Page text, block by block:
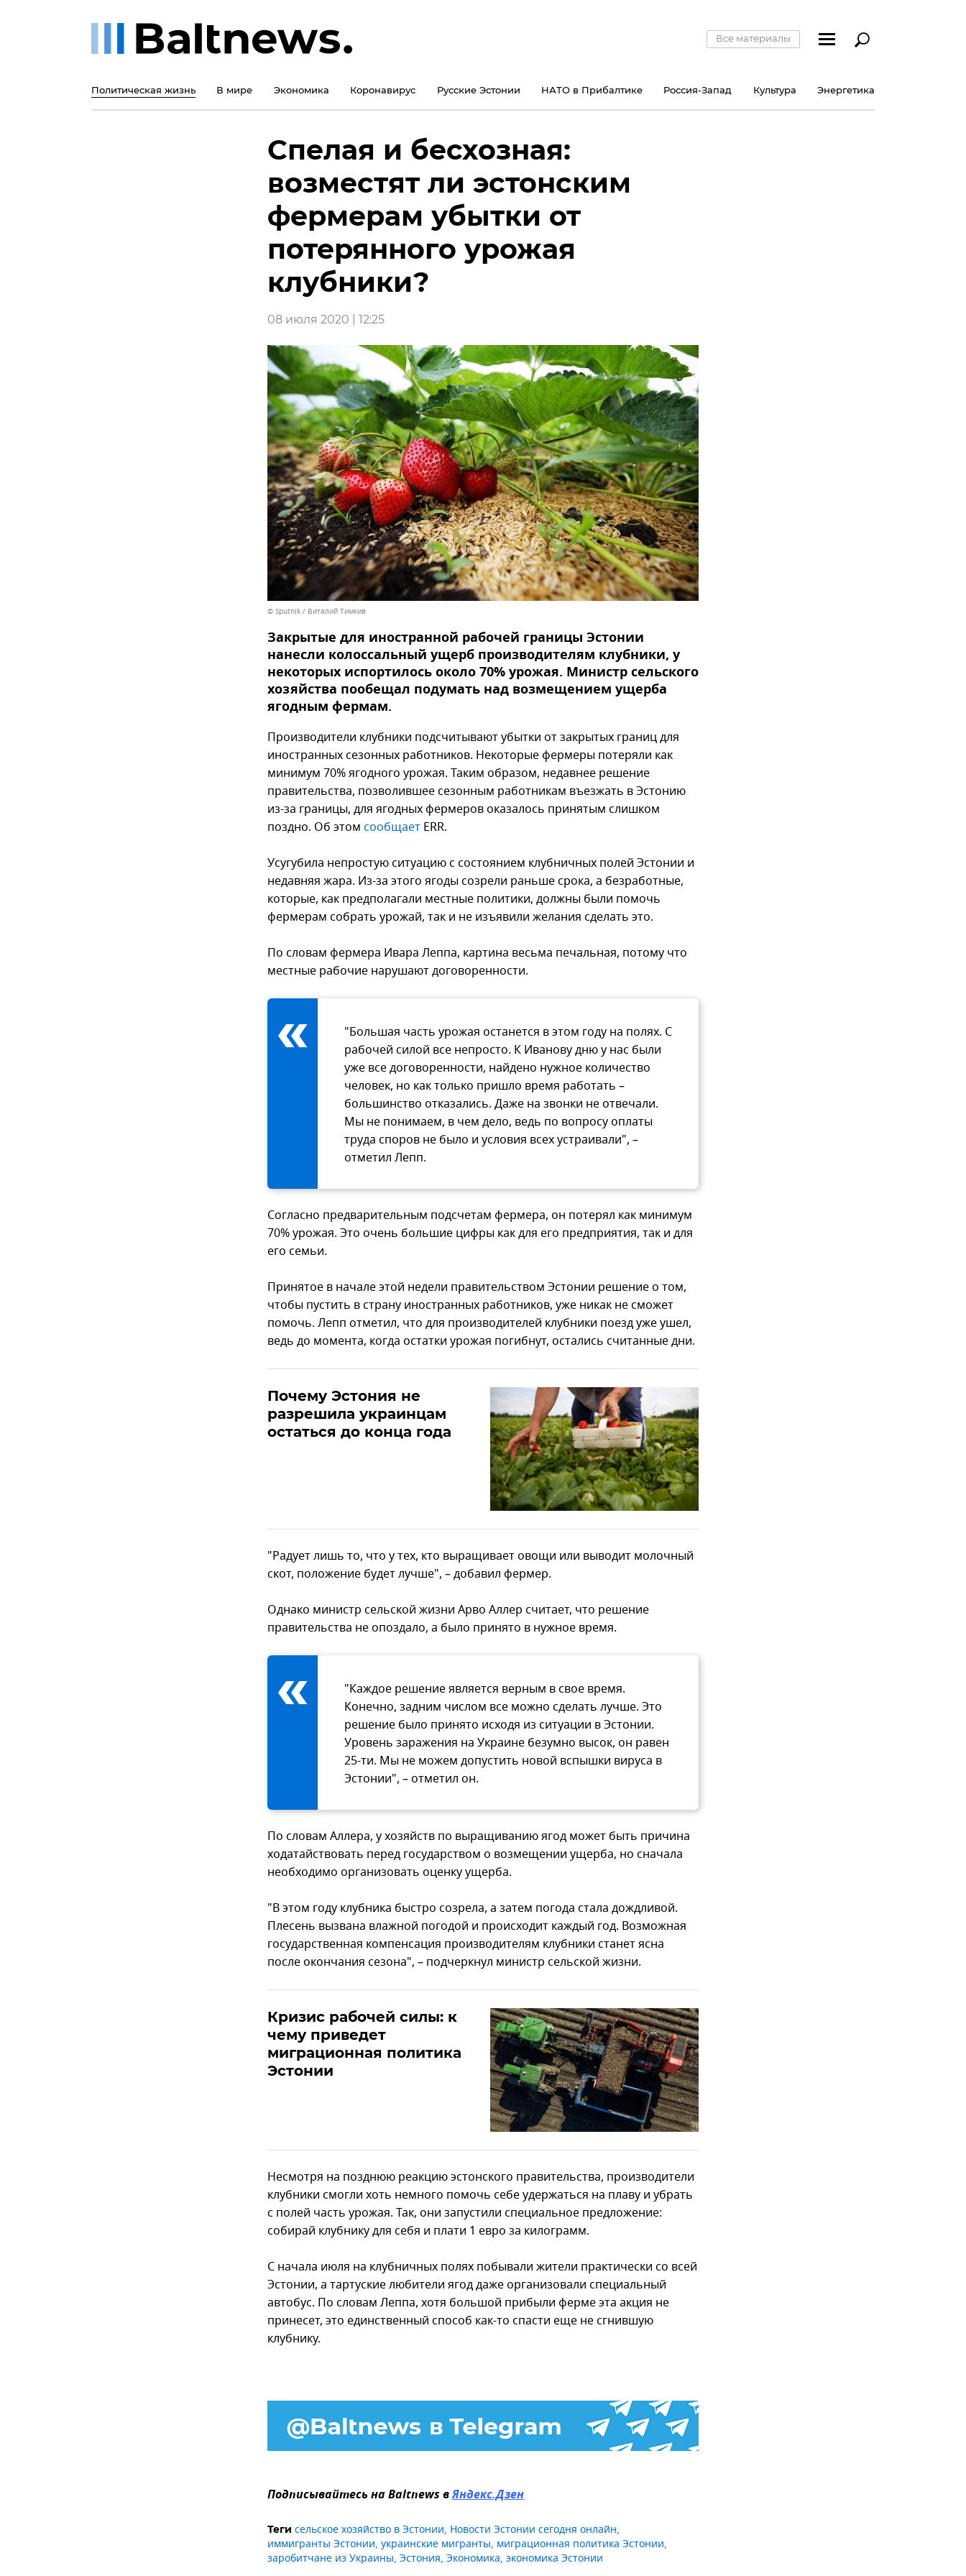
Все материалы
Политическая жизнь В мире Экономика Коронавирус Русские Эстонии НАТО в Прибалтике Россия-Запад Культура Энергетика
Спелая и бесхозная:
возместят ли эстонским
фермерам убытки от
потерянного урожая
клубники?
08 июля 2020 | 12:25
© Sputnik / Виталий Тимкив
Закрытые для иностранной рабочей границы Эстонии
нанесли колоссальный ущерб производителям клубники, у
некоторых испортилось около 70% урожая. Министр сельского
хозяйства пообещал подумать над возмещением ущерба
ягодным фермам.
Производители клубники подсчитывают убытки от закрытых границ для
иностранных сезонных работников. Некоторые фермеры потеряли как
минимум 70% ягодного урожая. Таким образом, недавнее решение
правительства, позволившее сезонным работникам въезжать в Эстонию
из-за границы, для ягодных фермеров оказалось принятым слишком
поздно. Об этом сообщает ERR.
Усугубила непростую ситуацию с состоянием клубничных полей Эстонии и
недавняя жара. Из-за этого ягоды созрели раньше срока, а безработные,
которые, как предполагали местные политики, должны были помочь
фермерам собрать урожай, так и не изъявили желания сделать это.
По словам фермера Ивара Леппа, картина весьма печальная, потому что
местные рабочие нарушают договоренности.
"Большая часть урожая останется в этом году на полях. С
рабочей силой все непросто. К Иванову дню у нас были
уже все договоренности, найдено нужное количество
человек, но как только пришло время работать –
большинство отказались. Даже на звонки не отвечали.
Мы не понимаем, в чем дело, ведь по вопросу оплаты
труда споров не было и условия всех устраивали", –
отметил Лепп.
Согласно предварительным подсчетам фермера, он потерял как минимум
70% урожая. Это очень большие цифры как для его предприятия, так и для
его семьи.
Принятое в начале этой недели правительством Эстонии решение о том,
чтобы пустить в страну иностранных работников, уже никак не сможет
помочь. Лепп отметил, что для производителей клубники поезд уже ушел,
ведь до момента, когда остатки урожая погибнут, остались считанные дни.
Почему Эстония не
разрешила украинцам
остаться до конца года
"Радует лишь то, что у тех, кто выращивает овощи или выводит молочный
скот, положение будет лучше", – добавил фермер.
Однако министр сельской жизни Арво Аллер считает, что решение
правительства не опоздало, а было принято в нужное время.
"Каждое решение является верным в свое время.
Конечно, задним числом все можно сделать лучше. Это
решение было принято исходя из ситуации в Эстонии.
Уровень заражения на Украине безумно высок, он равен
25-ти. Мы не можем допустить новой вспышки вируса в
Эстонии", – отметил он.
По словам Аллера, у хозяйств по выращиванию ягод может быть причина
ходатайствовать перед государством о возмещении ущерба, но сначала
необходимо организовать оценку ущерба.
"В этом году клубника быстро созрела, а затем погода стала дождливой.
Плесень вызвана влажной погодой и происходит каждый год. Возможная
государственная компенсация производителям клубники станет ясна
после окончания сезона", – подчеркнул министр сельской жизни.
Кризис рабочей силы: к
чему приведет
миграционная политика
Эстонии
Несмотря на позднюю реакцию эстонского правительства, производители
клубники смогли хоть немного помочь себе удержаться на плаву и убрать
с полей часть урожая. Так, они запустили специальное предложение:
собирай клубнику для себя и плати 1 евро за килограмм.
С начала июля на клубничных полях побывали жители практически со всей
Эстонии, а тартуские любители ягод даже организовали специальный
автобус. По словам Леппа, хотя большой прибыли ферме эта акция не
принесет, это единственный способ как-то спасти еще не сгнившую
клубнику.
Подписывайтесь на Baltnews вЯндекс.Дзен
Теги сельское хозяйство в Эстонии, Новости Эстонии сегодня онлайн,
иммигранты Эстонии, украинские мигранты, миграционная политика Эстонии,
заробитчане из Украины, Эстония, Экономика, экономика Эстонии